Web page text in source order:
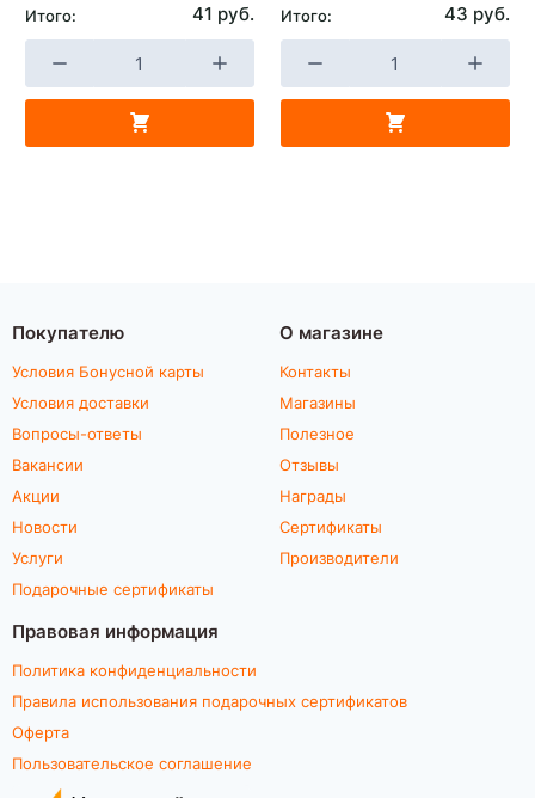
Итого: 41 руб. Итого: 43 руб.
Покупателю
Условия Бонусной карты
Условия доставки
Вопросы-ответы
Вакансии
Акции
Новости
Услуги
Подарочные сертификаты
О магазине
Контакты
Магазины
Полезное
Отзывы
Награды
Сертификаты
Производители
Правовая информация
Политика конфиденциальности
Правила использования подарочных сертификатов
Оферта
Пользовательское соглашение